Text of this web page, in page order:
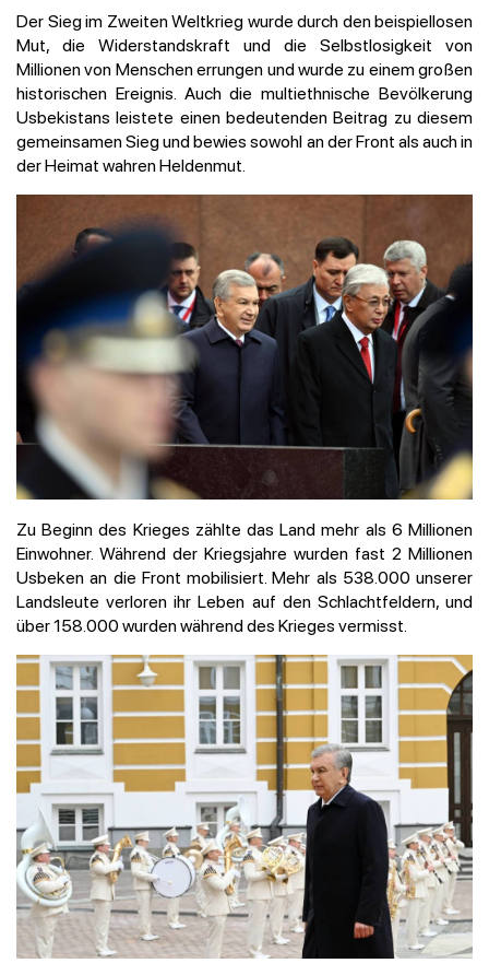
Der Sieg im Zweiten Weltkrieg wurde durch den beispiellosen
Mut, die Widerstandskraft und die Selbstlosigkeit von
Millionen von Menschen errungen und wurde zu einem großen
historischen Ereignis. Auch die multiethnische Bevölkerung
Usbekistans leistete einen bedeutenden Beitrag zu diesem
gemeinsamen Sieg und bewies sowohl an der Front als auch in
der Heimat wahren Heldenmut.
Zu Beginn des Krieges zählte das Land mehr als 6 Millionen
Einwohner. Während der Kriegsjahre wurden fast 2 Millionen
Usbeken an die Front mobilisiert. Mehr als 538.000 unserer
Landsleute verloren ihr Leben auf den Schlachtfeldern, und
über 158.000 wurden während des Krieges vermisst.